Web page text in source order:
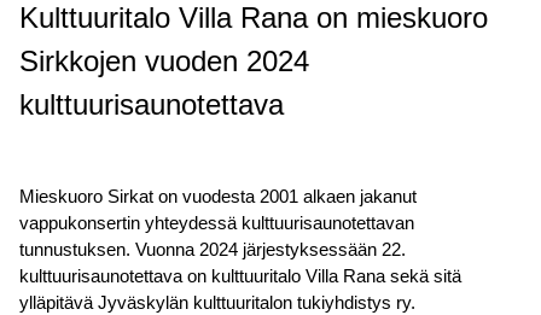
Kulttuuritalo Villa Rana on mieskuoro
Sirkkojen vuoden 2024
kulttuurisaunotettava
Mieskuoro Sirkat on vuodesta 2001 alkaen jakanut
vappukonsertin yhteydessä kulttuurisaunotettavan
tunnustuksen. Vuonna 2024 järjestyksessään 22.
kulttuurisaunotettava on kulttuuritalo Villa Rana sekä sitä
ylläpitävä Jyväskylän kulttuuritalon tukiyhdistys ry.